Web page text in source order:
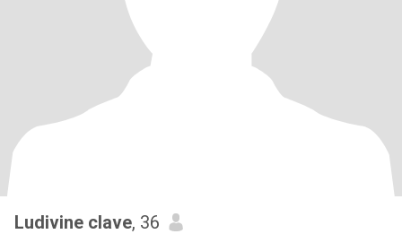
Ludivine clave, 36